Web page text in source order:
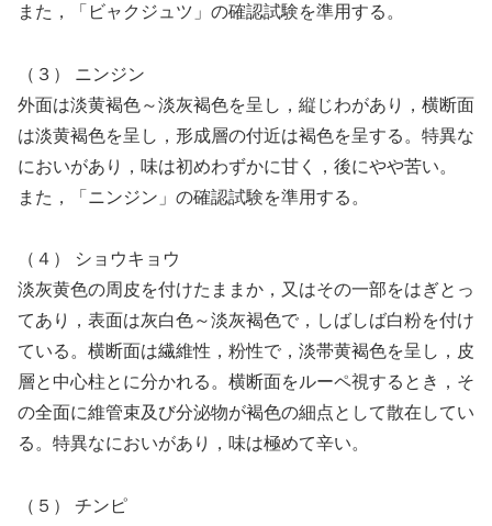
また，「ビャクジュツ」の確認試験を準用する。
（３） ニンジン
外面は淡黄褐色～淡灰褐色を呈し，縦じわがあり，横断面
は淡黄褐色を呈し，形成層の付近は褐色を呈する。特異な
においがあり，味は初めわずかに甘く，後にやや苦い。
また，「ニンジン」の確認試験を準用する。
（４） ショウキョウ
淡灰黄色の周皮を付けたままか，又はその一部をはぎとっ
てあり，表面は灰白色～淡灰褐色で，しばしば白粉を付け
ている。横断面は繊維性，粉性で，淡帯黄褐色を呈し，皮
層と中心柱とに分かれる。横断面をルーペ視するとき，そ
の全面に維管束及び分泌物が褐色の細点として散在してい
る。特異なにおいがあり，味は極めて辛い。
（５） チンピ